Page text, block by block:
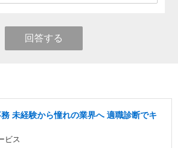
回答する
未経験から憧れの業界へ 適職診断でキ
ビス